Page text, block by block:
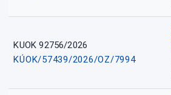
KUOK 92756/2026
KÚOK/57439/2026/OZ/7994